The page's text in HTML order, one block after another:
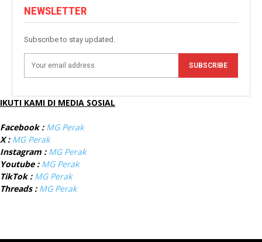
NEWSLETTER
Subscribe to stay updated.
SUBSCRIBE
IKUTI KAMI DI MEDIA SOSIAL
Facebook : MG Perak
X : MG Perak
Instagram : MG Perak
Youtube : MG Perak
TikTok : MG Perak
Threads : MG Perak